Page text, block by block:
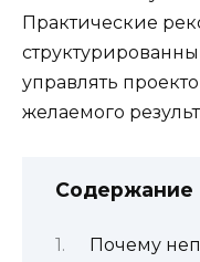
Практические
управлять
желаемого
Содержание
Почему